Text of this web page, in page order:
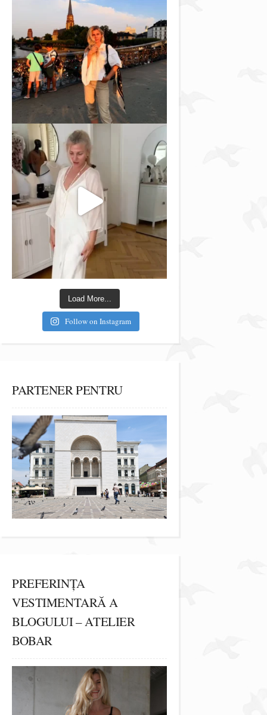
Load More...
Follow on Instagram
PARTENER PENTRU
PREFERINȚA
VESTIMENTARĂ A
BLOGULUI – ATELIER
BOBAR